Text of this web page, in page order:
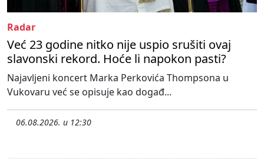
Radar
Već 23 godine nitko nije uspio srušiti ovaj
slavonski rekord. Hoće li napokon pasti?
Najavljeni koncert Marka Perkovića Thompsona u
Vukovaru već se opisuje kao događ...
06.08.2026. u 12:30